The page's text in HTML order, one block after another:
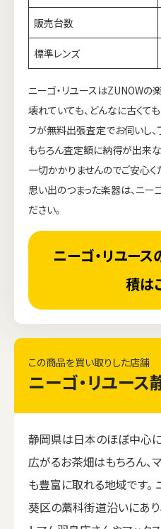
販売台数
標準レンズ
ニーゴ・リユースはZUNOWの
壊れていても、どんなに古くて
フが無料出張査定でお伺いし、
もちろん査定額に納得が出来
一切かかりませんのでご安心く
思い出のつまった楽器は、ニー
ださい。
ニーゴ・リユー
積は
この商品を買い取りした店舗
ニーゴ・リユース
静岡県は日本のほぼ中心
広がるお茶畑はもちろん、
も豊富に取れる地域です。
葵区の藁科街道沿いにあり